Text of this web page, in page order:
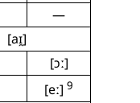
—
[aɪ̯]
[ɔː]
[eː] 9